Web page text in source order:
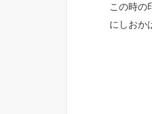
この時の
にしおか